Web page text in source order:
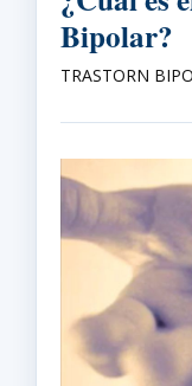
Bipolar?
TRASTORN